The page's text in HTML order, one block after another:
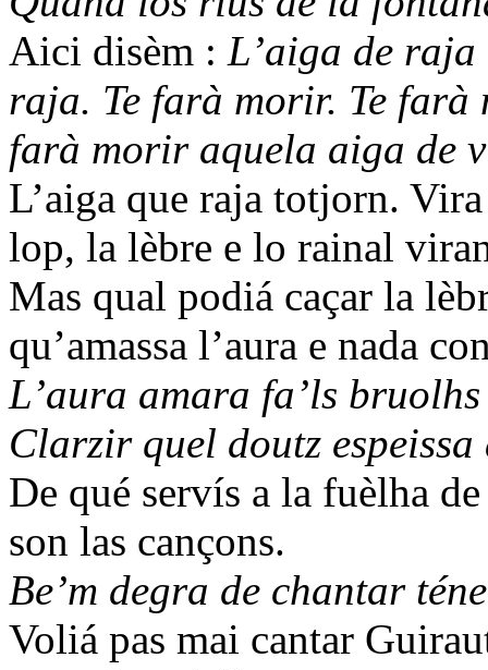
Aici disèm : L’aiga de
raja. Te farà morir. Te
farà morir aquela aiga de
L’aiga que raja totjorn.
lop, la lèbre e lo rainal
Mas qual podiá caçar la
qu’amassa l’aura e nada
L’aura amara fa’ls
Clarzir quel doutz
De qué servís a la fuèlha
son las cançons.
Be’m degra de chantar
Voliá pas mai cantar